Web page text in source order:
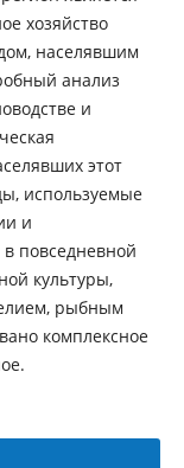
хозяйство
населявшим
анализ
и
этот
используемые
и
повседневной
культуры,
рыбным
комплексное